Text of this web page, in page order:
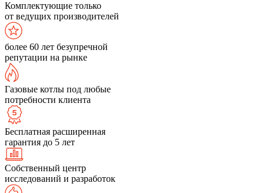
Комплектующие только
от ведущих производителей
более 60 лет безупречной
репутации на рынке
Газовые котлы под любые
потребности клиента
Бесплатная расширенная
гарантия до 5 лет
Собственный центр
исследований и разработок